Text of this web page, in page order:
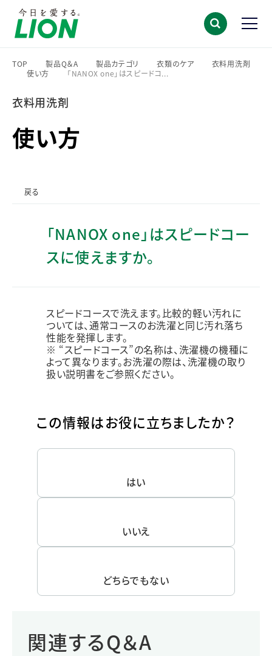
TOP
>
製品Q＆A
>
製品カテゴリ
>
衣類のケア
衣料用洗剤
使い方
「NANOX one」はスピードコ...
衣料用洗剤
使い方
戻る
「NANOX one」はスピードコー
スに使えますか。
スピードコースで洗えます。比較的軽い汚れに
ついては、通常コースのお洗濯と同じ汚れ落ち
性能を発揮します。
※ “スピードコース”の名称は、洗濯機の機種に
よって異なります。お洗濯の際は、洗濯機の取り
扱い説明書をご参照ください。
この情報はお役に立ちましたか？
はい
いいえ
どちらでもない
関連するQ＆A